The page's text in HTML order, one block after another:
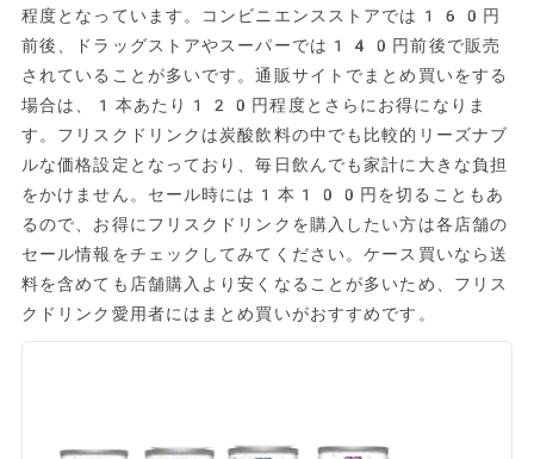
程度となっています。コンビニエンスストアでは160円
前後、ドラッグストアやスーパーでは140円前後で販売
されていることが多いです。通販サイトでまとめ買いをする
場合は、1本あたり120円程度とさらにお得になりま
す。フリスクドリンクは炭酸飲料の中でも比較的リーズナブ
ルな価格設定となっており、毎日飲んでも家計に大きな負担
をかけません。セール時には1本100円を切ることもあ
るので、お得にフリスクドリンクを購入したい方は各店舗の
セール情報をチェックしてみてください。ケース買いなら送
料を含めても店舗購入より安くなることが多いため、フリス
クドリンク愛用者にはまとめ買いがおすすめです。